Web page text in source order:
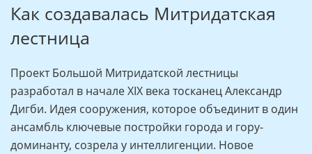
Как создавалась Митридатская
лестница
Проект Большой Митридатской лестницы
разработал в начале XIX века тосканец Александр
Дигби. Идея сооружения, которое объединит в один
ансамбль ключевые постройки города и гору-
доминанту, созрела у интеллигенции. Новое